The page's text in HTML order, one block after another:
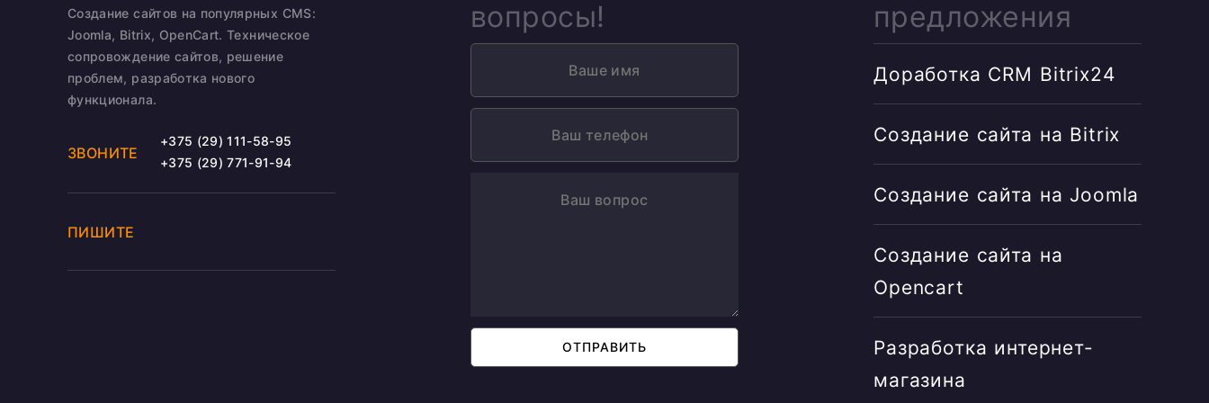
Создание сайтов на популярных CMS:
Joomla, Bitrix, OpenCart. Техническое
сопровождение сайтов, решение
проблем, разработка нового
функционала.
ЗВОНИТЕ
+375 (29) 111-58-95
+375 (29) 771-91-94
ПИШИТЕ
вопросы!
ОТПРАВИТЬ
предложения
Доработка CRM Bitrix24
Создание сайта на Bitrix
Создание сайта на Joomla
Создание сайта на
Opencart
Разработка интернет-
магазина